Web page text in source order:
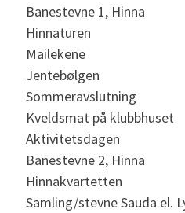
Banestevne 1, Hinna
Hinnaturen
Mailekene
Jentebølgen
Sommeravslutning
Kveldsmat på klubbhuset
Aktivitetsdagen
Banestevne 2, Hinna
Hinnakvartetten
Samling/stevne Sauda el.